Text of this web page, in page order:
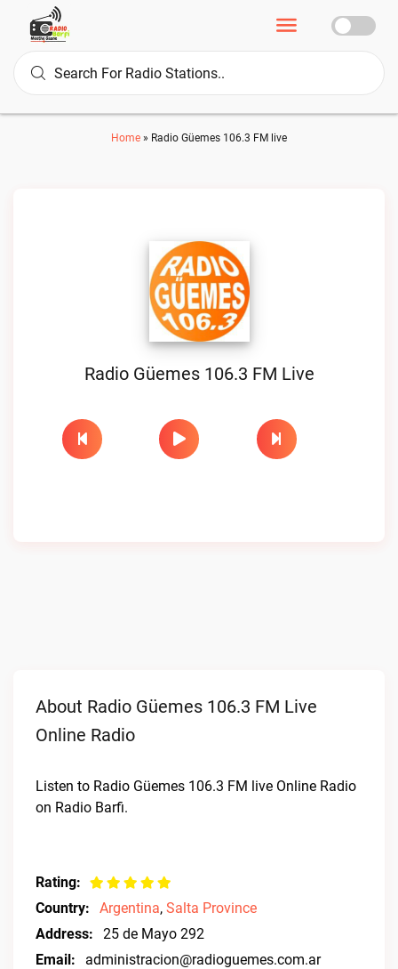
Home » Radio Güemes 106.3 FM live
Radio Güemes 106.3 FM Live
About Radio Güemes 106.3 FM Live
Online Radio
Listen to Radio Güemes 106.3 FM live Online Radio
on Radio Barfi.
Rating:
Country:
Argentina, Salta Province
Address:
25 de Mayo 292
Email:
administracion@radioguemes.com.ar